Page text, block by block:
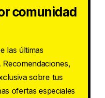
comunidad
las últimas
Recomendaciones,
sobre tus
ofertas especiales